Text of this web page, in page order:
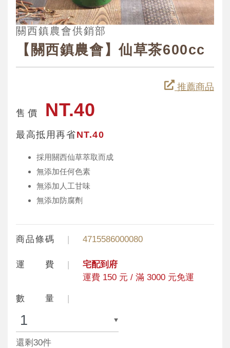
關西鎮農會供銷部
【關西鎮農會】仙草茶600cc
推薦商品
售 價 NT.40
最高抵用再省NT.40
採用關西仙草萃取而成
無添加任何色素
無添加人工甘味
無添加防腐劑
商品條碼 4715586000080
運 費
宅配到府
運費 150 元 / 滿 3000 元免運
數 量
還剩30件